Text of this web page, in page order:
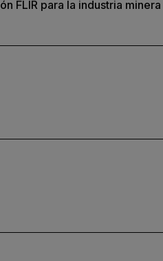
FLIR para la industria minera